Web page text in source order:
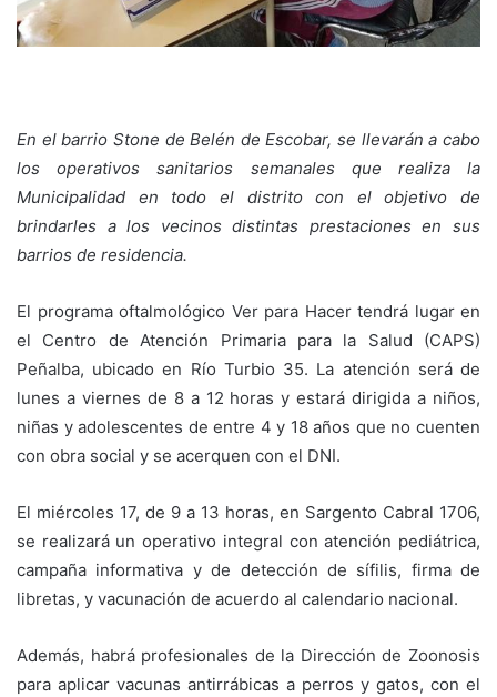
En el barrio Stone de Belén de Escobar, se llevarán a cabo
los operativos sanitarios semanales que realiza la
Municipalidad en todo el distrito con el objetivo de
brindarles a los vecinos distintas prestaciones en sus
barrios de residencia.
El programa oftalmológico Ver para Hacer tendrá lugar en
el Centro de Atención Primaria para la Salud (CAPS)
Peñalba, ubicado en Río Turbio 35. La atención será de
lunes a viernes de 8 a 12 horas y estará dirigida a niños,
niñas y adolescentes de entre 4 y 18 años que no cuenten
con obra social y se acerquen con el DNI.
El miércoles 17, de 9 a 13 horas, en Sargento Cabral 1706,
se realizará un operativo integral con atención pediátrica,
campaña informativa y de detección de sífilis, firma de
libretas, y vacunación de acuerdo al calendario nacional.
Además, habrá profesionales de la Dirección de Zoonosis
para aplicar vacunas antirrábicas a perros y gatos, con el